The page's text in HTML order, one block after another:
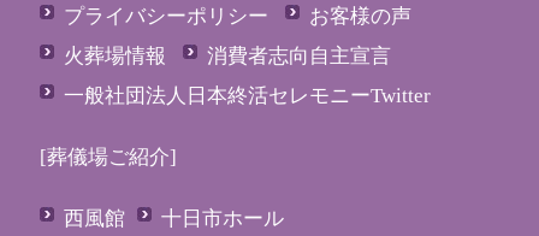
プライバシーポリシー
お客様の声
火葬場情報
消費者志向自主宣言
一般社団法人日本終活セレモニーTwitter
[葬儀場ご紹介]
西風館
十日市ホール